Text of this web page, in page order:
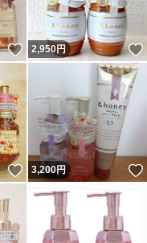
いいね！
2,950円
いいね！
3,200円